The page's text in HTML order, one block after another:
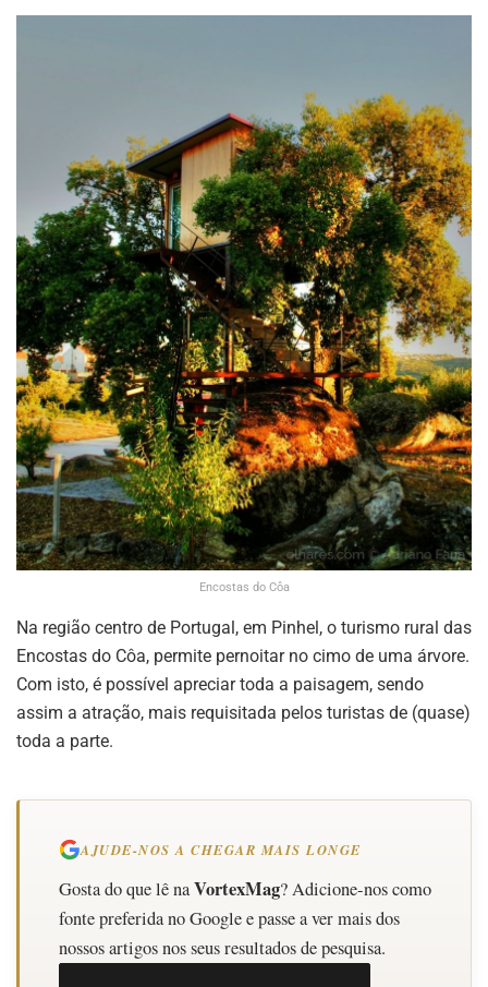
Encostas do Côa
Na região centro de Portugal, em Pinhel, o turismo rural das
Encostas do Côa, permite pernoitar no cimo de uma árvore.
Com isto, é possível apreciar toda a paisagem, sendo
assim a atração, mais requisitada pelos turistas de (quase)
toda a parte.
AJUDE-NOS A CHEGAR MAIS LONGE
Gosta do que lê naVortexMag? Adicione-nos como
fonte preferida no Google e passe a ver mais dos
nossos artigos nos seus resultados de pesquisa.